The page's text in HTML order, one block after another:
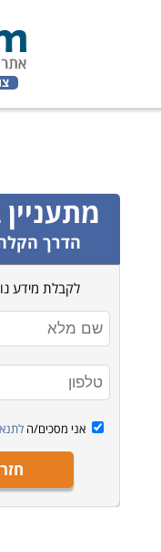
הדרך
לקבלת מידע
אני מסכים/ה